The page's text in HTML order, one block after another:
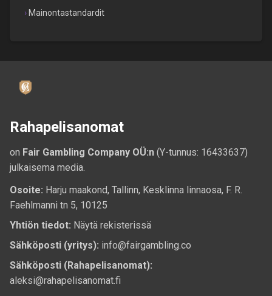
Mainontastandardit
Rahapelisanomat
on Fair Gambling Company OÜ:n (Y-tunnus: 16433637)
julkaisema media.
Osoite: Harju maakond, Tallinn, Kesklinna linnaosa, F. R.
Faehlmanni tn 5, 10125
Yhtiön tiedot: Näytä rekisterissä
Sähköposti (yritys): info@fairgambling.co
Sähköposti (Rahapelisanomat):
aleksi@rahapelisanomat.fi